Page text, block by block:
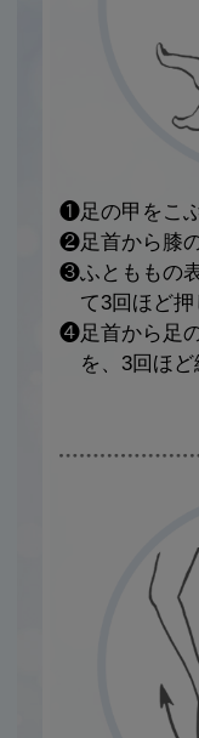
❶足の甲をこ
❷足首から膝
❸ふとももの
て3回ほど押
❹足首から足
を、3回ほど